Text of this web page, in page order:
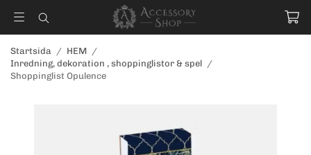
Startsida / HEM /
Inredning, dekoration , shoppinglistor & spel /
Shoppinglist Opulence